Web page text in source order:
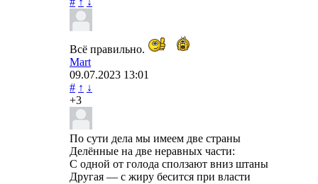
Всё правильно.
Mart
09.07.2023 13:01
# ↑ ↓
+3
По сути дела мы имеем две страны
Делённые на две неравных части:
С одной от голода сползают вниз штаны
Другая — с жиру бесится при власти